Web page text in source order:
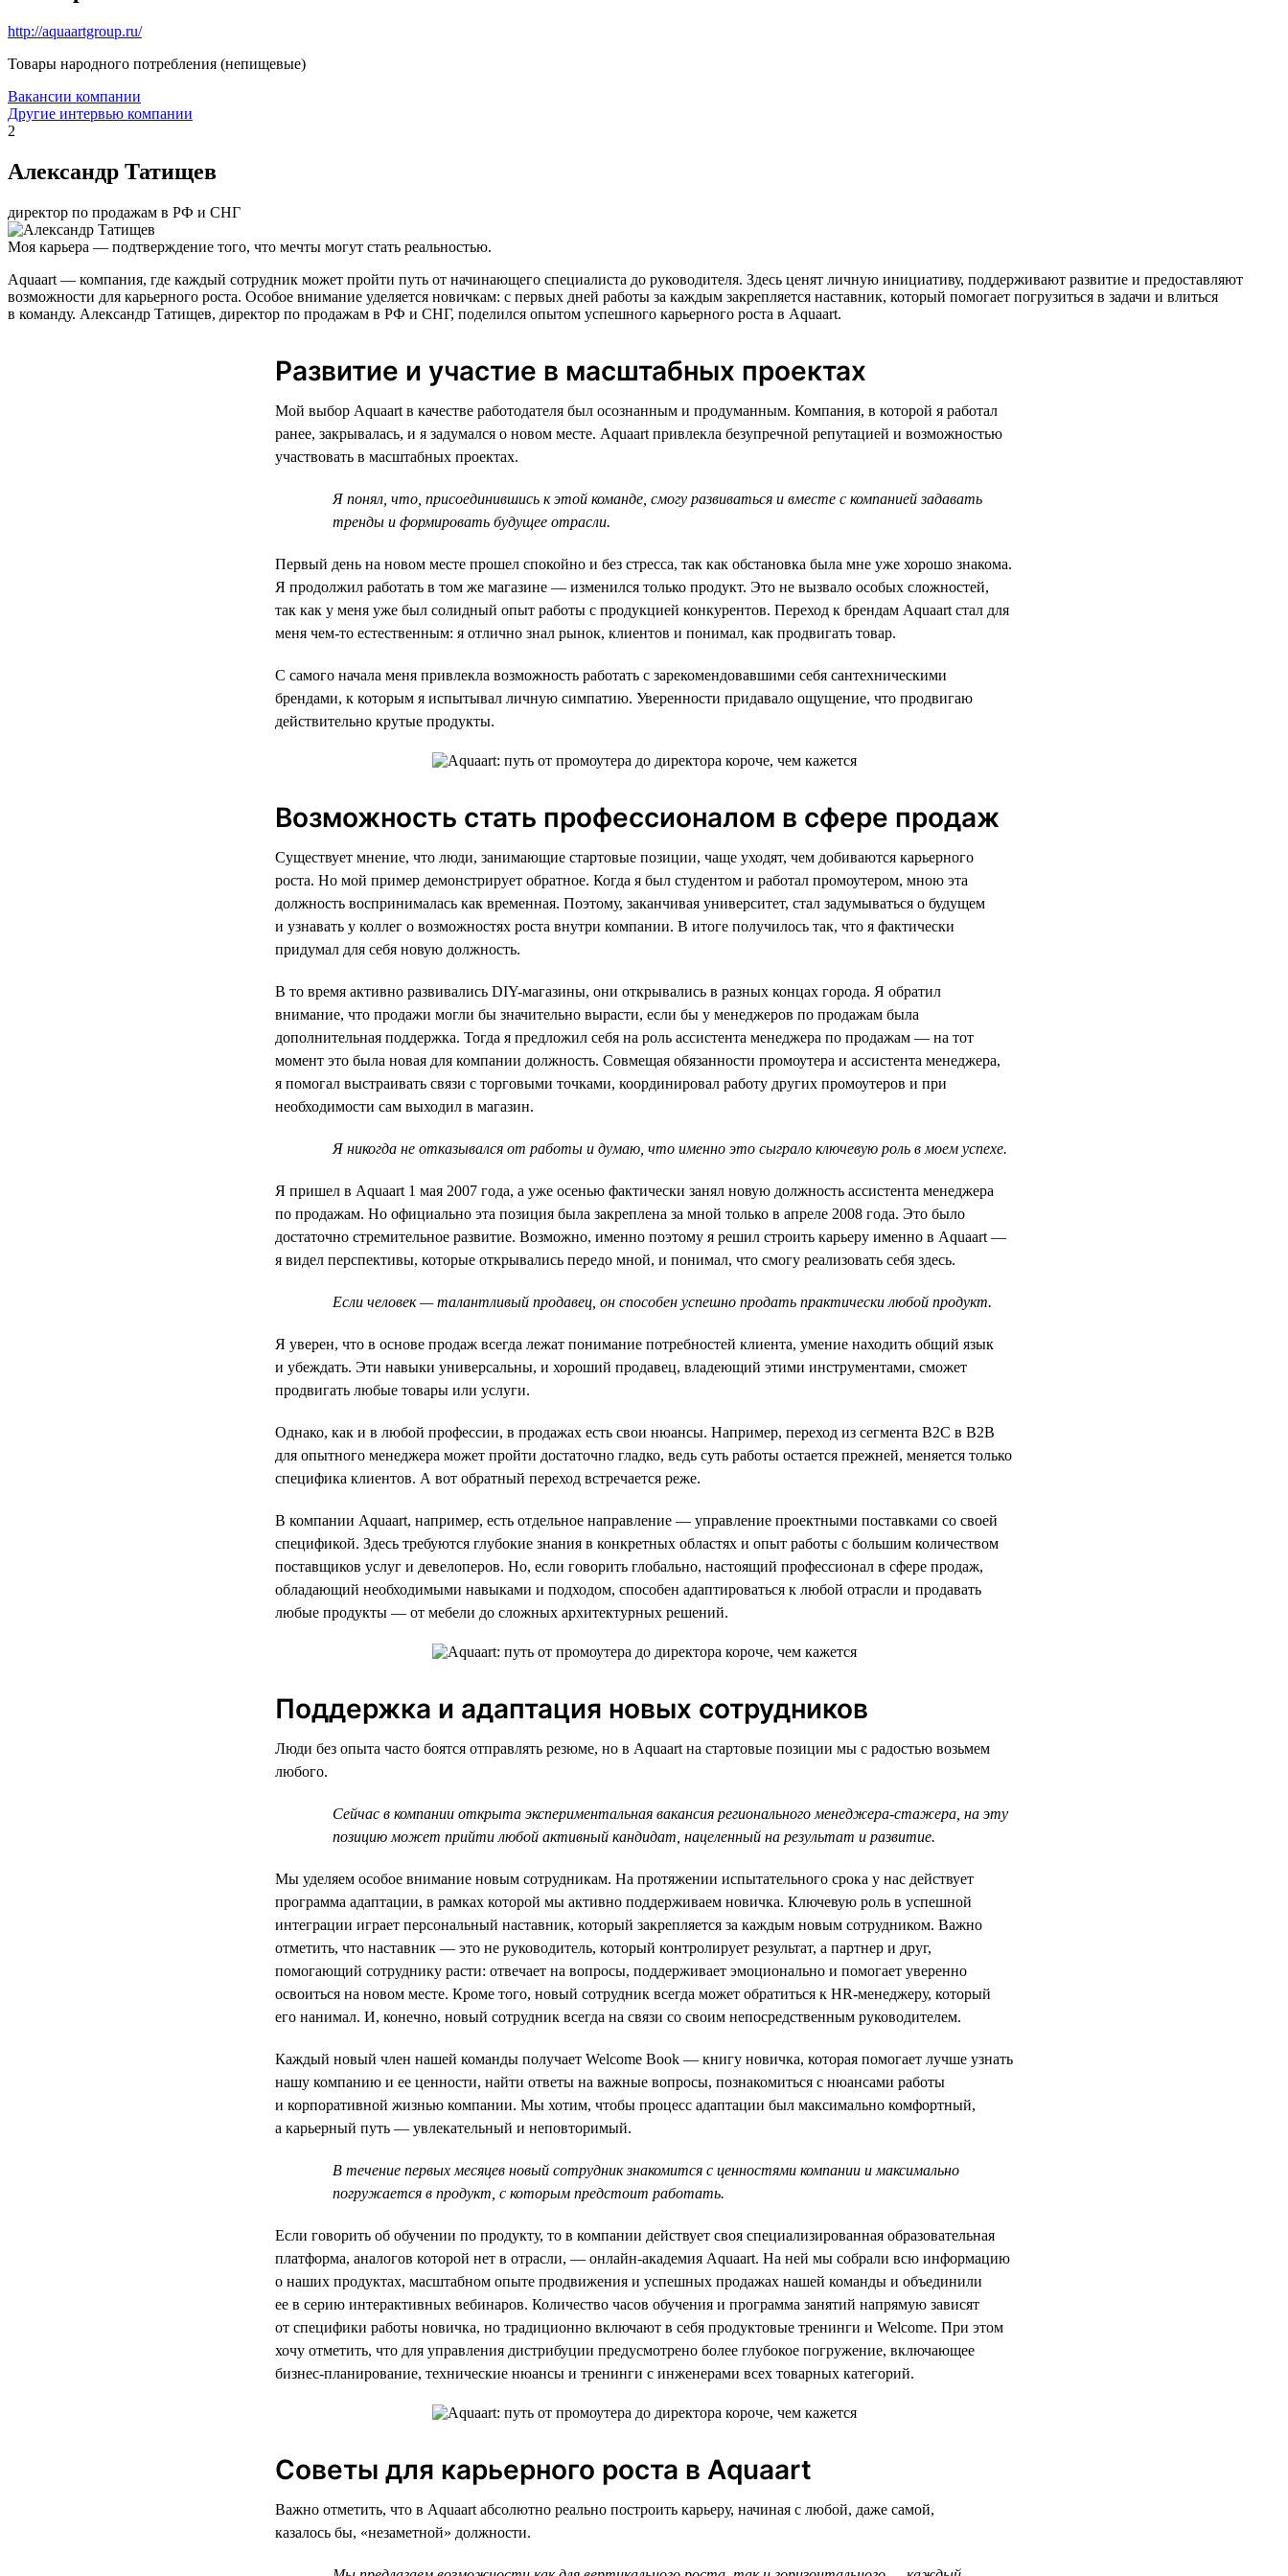
http://aquaartgroup.ru/
Товары народного потребления (непищевые)
Вакансии компании
Другие интервью компании
2
Александр Татищев
директор по продажам в РФ и СНГ
Моя карьера — подтверждение того, что мечты могут стать реальностью.
Aquaart — компания, где каждый сотрудник может пройти путь от начинающего специалиста до руководителя. Здесь ценят личную инициативу, поддерживают развитие и предоставляют
возможности для карьерного роста. Особое внимание уделяется новичкам: с первых дней работы за каждым закрепляется наставник, который помогает погрузиться в задачи и влиться
в команду. Александр Татищев, директор по продажам в РФ и СНГ, поделился опытом успешного карьерного роста в Aquaart.
Развитие и участие в масштабных проектах
Мой выбор Aquaart в качестве работодателя был осознанным и продуманным. Компания, в которой я работал
ранее, закрывалась, и я задумался о новом месте. Aquaart привлекла безупречной репутацией и возможностью
участвовать в масштабных проектах.
Я понял, что, присоединившись к этой команде, смогу развиваться и вместе с компанией задавать
тренды и формировать будущее отрасли.
Первый день на новом месте прошел спокойно и без стресса, так как обстановка была мне уже хорошо знакома.
Я продолжил работать в том же магазине — изменился только продукт. Это не вызвало особых сложностей,
так как у меня уже был солидный опыт работы с продукцией конкурентов. Переход к брендам Aquaart стал для
меня чем-то естественным: я отлично знал рынок, клиентов и понимал, как продвигать товар.
С самого начала меня привлекла возможность работать с зарекомендовавшими себя сантехническими
брендами, к которым я испытывал личную симпатию. Уверенности придавало ощущение, что продвигаю
действительно крутые продукты.
Возможность стать профессионалом в сфере продаж
Существует мнение, что люди, занимающие стартовые позиции, чаще уходят, чем добиваются карьерного
роста. Но мой пример демонстрирует обратное. Когда я был студентом и работал промоутером, мною эта
должность воспринималась как временная. Поэтому, заканчивая университет, стал задумываться о будущем
и узнавать у коллег о возможностях роста внутри компании. В итоге получилось так, что я фактически
придумал для себя новую должность.
В то время активно развивались DIY-магазины, они открывались в разных концах города. Я обратил
внимание, что продажи могли бы значительно вырасти, если бы у менеджеров по продажам была
дополнительная поддержка. Тогда я предложил себя на роль ассистента менеджера по продажам — на тот
момент это была новая для компании должность. Совмещая обязанности промоутера и ассистента менеджера,
я помогал выстраивать связи с торговыми точками, координировал работу других промоутеров и при
необходимости сам выходил в магазин.
Я никогда не отказывался от работы и думаю, что именно это сыграло ключевую роль в моем успехе.
Я пришел в Aquaart 1 мая 2007 года, а уже осенью фактически занял новую должность ассистента менеджера
по продажам. Но официально эта позиция была закреплена за мной только в апреле 2008 года. Это было
достаточно стремительное развитие. Возможно, именно поэтому я решил строить карьеру именно в Aquaart —
я видел перспективы, которые открывались передо мной, и понимал, что смогу реализовать себя здесь.
Если человек — талантливый продавец, он способен успешно продать практически любой продукт.
Я уверен, что в основе продаж всегда лежат понимание потребностей клиента, умение находить общий язык
и убеждать. Эти навыки универсальны, и хороший продавец, владеющий этими инструментами, сможет
продвигать любые товары или услуги.
Однако, как и в любой профессии, в продажах есть свои нюансы. Например, переход из сегмента B2C в B2B
для опытного менеджера может пройти достаточно гладко, ведь суть работы остается прежней, меняется только
специфика клиентов. А вот обратный переход встречается реже.
В компании Aquaart, например, есть отдельное направление — управление проектными поставками со своей
спецификой. Здесь требуются глубокие знания в конкретных областях и опыт работы с большим количеством
поставщиков услуг и девелоперов. Но, если говорить глобально, настоящий профессионал в сфере продаж,
обладающий необходимыми навыками и подходом, способен адаптироваться к любой отрасли и продавать
любые продукты — от мебели до сложных архитектурных решений.
Поддержка и адаптация новых сотрудников
Люди без опыта часто боятся отправлять резюме, но в Aquaart на стартовые позиции мы с радостью возьмем
любого.
Сейчас в компании открыта экспериментальная вакансия регионального менеджера-стажера, на эту
позицию может прийти любой активный кандидат, нацеленный на результат и развитие.
Мы уделяем особое внимание новым сотрудникам. На протяжении испытательного срока у нас действует
программа адаптации, в рамках которой мы активно поддерживаем новичка. Ключевую роль в успешной
интеграции играет персональный наставник, который закрепляется за каждым новым сотрудником. Важно
отметить, что наставник — это не руководитель, который контролирует результат, а партнер и друг,
помогающий сотруднику расти: отвечает на вопросы, поддерживает эмоционально и помогает уверенно
освоиться на новом месте. Кроме того, новый сотрудник всегда может обратиться к HR-менеджеру, который
его нанимал. И, конечно, новый сотрудник всегда на связи со своим непосредственным руководителем.
Каждый новый член нашей команды получает Welcome Book — книгу новичка, которая помогает лучше узнать
нашу компанию и ее ценности, найти ответы на важные вопросы, познакомиться с нюансами работы
и корпоративной жизнью компании. Мы хотим, чтобы процесс адаптации был максимально комфортный,
а карьерный путь — увлекательный и неповторимый.
В течение первых месяцев новый сотрудник знакомится с ценностями компании и максимально
погружается в продукт, с которым предстоит работать.
Если говорить об обучении по продукту, то в компании действует своя специализированная образовательная
платформа, аналогов которой нет в отрасли, — онлайн-академия Aquaart. На ней мы собрали всю информацию
о наших продуктах, масштабном опыте продвижения и успешных продажах нашей команды и объединили
ее в серию интерактивных вебинаров. Количество часов обучения и программа занятий напрямую зависят
от специфики работы новичка, но традиционно включают в себя продуктовые тренинги и Welcome. При этом
хочу отметить, что для управления дистрибуции предусмотрено более глубокое погружение, включающее
бизнес-планирование, технические нюансы и тренинги с инженерами всех товарных категорий.
Советы для карьерного роста в Aquaart
Важно отметить, что в Aquaart абсолютно реально построить карьеру, начиная с любой, даже самой,
казалось бы, «незаметной» должности.